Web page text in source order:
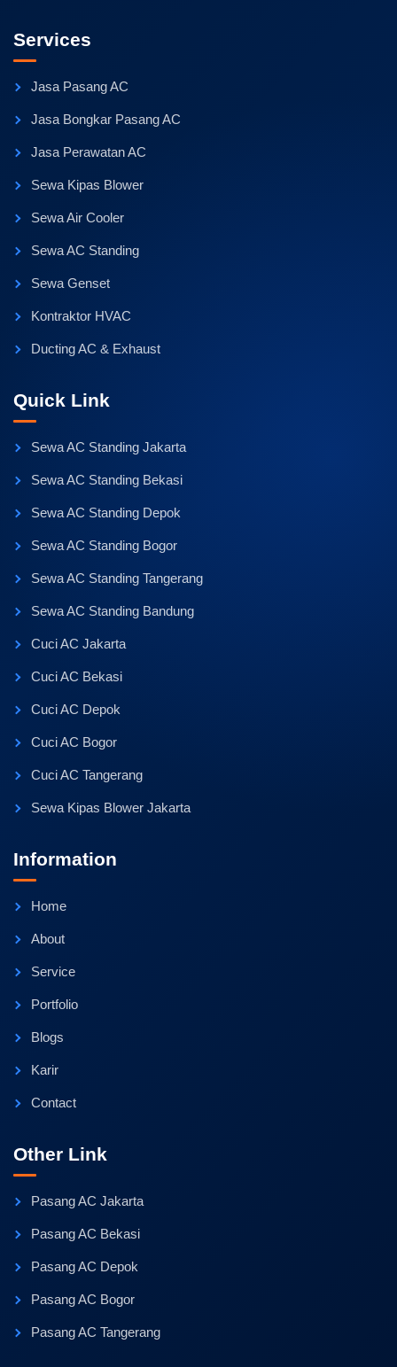
Services
Jasa Pasang AC
Jasa Bongkar Pasang AC
Jasa Perawatan AC
Sewa Kipas Blower
Sewa Air Cooler
Sewa AC Standing
Sewa Genset
Kontraktor HVAC
Ducting AC & Exhaust
Quick Link
Sewa AC Standing Jakarta
Sewa AC Standing Bekasi
Sewa AC Standing Depok
Sewa AC Standing Bogor
Sewa AC Standing Tangerang
Sewa AC Standing Bandung
Cuci AC Jakarta
Cuci AC Bekasi
Cuci AC Depok
Cuci AC Bogor
Cuci AC Tangerang
Sewa Kipas Blower Jakarta
Information
Home
About
Service
Portfolio
Blogs
Karir
Contact
Other Link
Pasang AC Jakarta
Pasang AC Bekasi
Pasang AC Depok
Pasang AC Bogor
Pasang AC Tangerang